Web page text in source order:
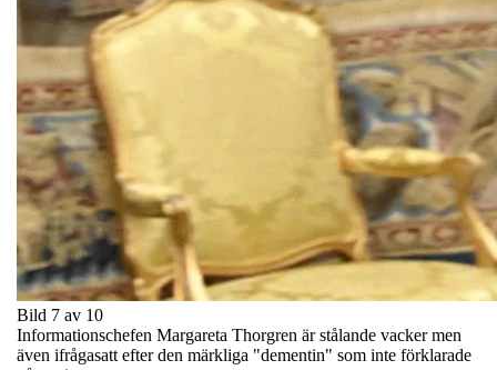
Bild 7 av 10
Informationschefen Margareta Thorgren är stålande vacker men
även ifrågasatt efter den märkliga "dementin" som inte förklarade